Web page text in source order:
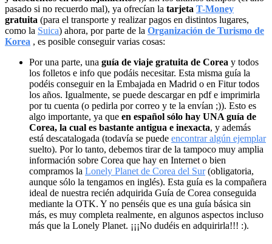
pasado si no recuerdo mal), ya ofrecían la tarjeta T-Money
gratuita (para el transporte y realizar pagos en distintos lugares,
como la Suica) ahora, por parte de la Organización de Turismo de
Korea , es posible conseguir varias cosas:
Por una parte, una guía de viaje gratuita de Corea y todos
los folletos e info que podáis necesitar. Esta misma guía la
podéis conseguir en la Embajada en Madrid o en Fitur todos
los años. Igualmente, se puede descargar en pdf e imprimirla
por tu cuenta (o pedirla por correo y te la envían ;)). Esto es
algo importante, ya que en español sólo hay UNA guía de
Corea, la cual es bastante antigua e inexacta, y además
está descatalogada (todavía se puede encontrar algún ejemplar
suelto). Por lo tanto, debemos tirar de la tampoco muy amplia
información sobre Corea que hay en Internet o bien
compramos la Lonely Planet de Corea del Sur(obligatoria,
aunque sólo la tengamos en inglés). Esta guía es la compañera
ideal de nuestra recién adquirida Guía de Corea conseguida
mediante la OTK. Y no penséis que es una guía básica sin
más, es muy completa realmente, en algunos aspectos incluso
más que la Lonely Planet. ¡¡¡No dudéis en adquirirla!!! :).